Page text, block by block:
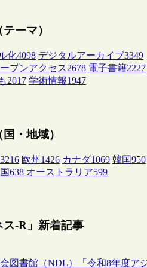
ーマ）
化4098 デジタルアーカイブ3349
プンアクセス2678 電子書籍2227
2017 学術情報1947
・地域）
3216 欧州 1426 カナダ1069 韓国950
638 オーストラリア599
ス-R」新着記事
図書館（NDL）「令和8年度ア